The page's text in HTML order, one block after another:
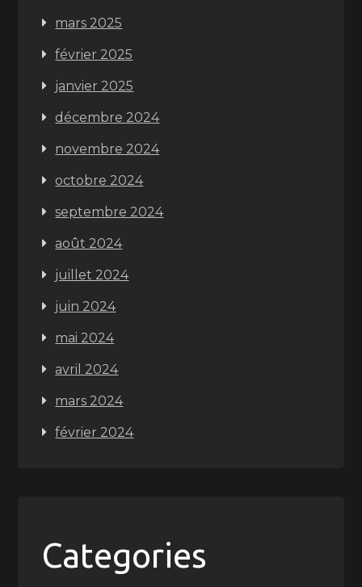
mars 2025
février 2025
janvier 2025
décembre 2024
novembre 2024
octobre 2024
septembre 2024
août 2024
juillet 2024
juin 2024
mai 2024
avril 2024
mars 2024
février 2024
Categories